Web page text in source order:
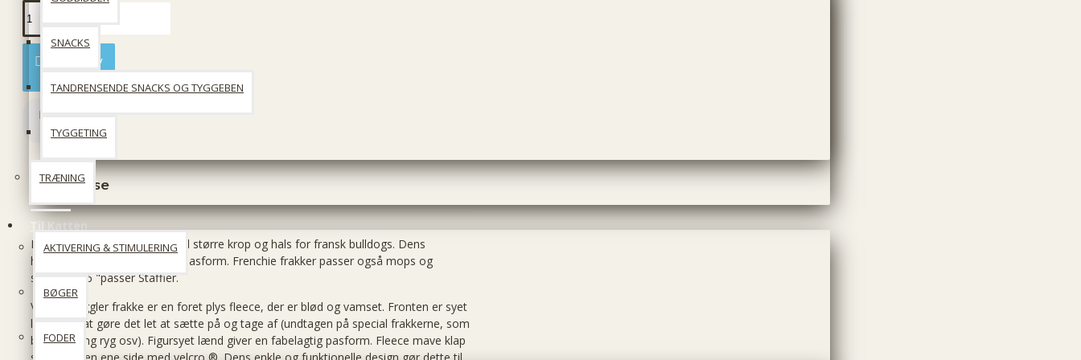
SNACKS
TANDRENSENDE SNACKS OG TYGGEBEN
TYGGETING
TRÆNING
Til Katten
AKTIVERING & STIMULERING
BØGER
FODER
Læg i kurv
Beskrivelse
Frenchie frakker er skåret med større krop og hals for fransk bulldogs. Dens
halsåbning
pasform. Frenchie frakker passer også mops og
størrelse 16 "passer Staffier.
Vores
Snuggler frakke er en foret plys fleece, der er blød og vamset. Fronten er syet
lukket
for at gøre det let at sætte på og tage af (undtagen på special frakkerne, som
bulldog, lang ryg osv). Figursyet lænd giver en fabelagtig pasform. Fleece mave klap